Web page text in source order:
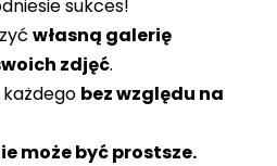
sukces!
własną galerię
zdjęć.
każdego bez względu na
może być prostsze.